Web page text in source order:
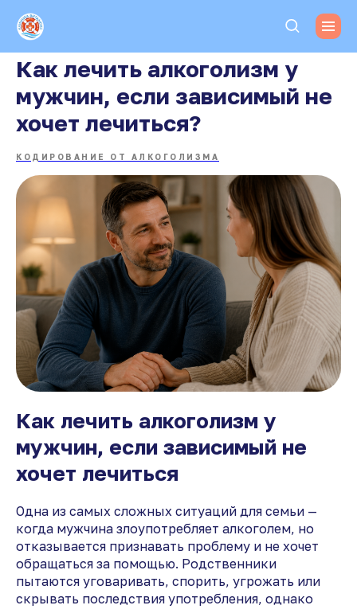
Как лечить алкоголизм у
мужчин, если зависимый не
хочет лечиться?
КОДИРОВАНИЕ ОТ АЛКОГОЛИЗМА
Как лечить алкоголизм у
мужчин, если зависимый не
хочет лечиться
Одна из самых сложных ситуаций для семьи —
когда мужчина злоупотребляет алкоголем, но
отказывается признавать проблему и не хочет
обращаться за помощью. Родственники
пытаются уговаривать, спорить, угрожать или
скрывать последствия употребления, однако